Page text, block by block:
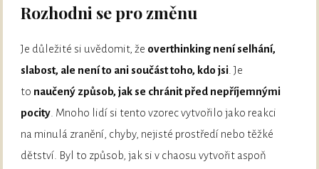
Rozhodni se pro změnu
Je důležité si uvědomit, že overthinking není selhání,
slabost, ale není to ani součást toho, kdo jsi . Je
to naučený způsob, jak se chránit před nepříjemnými
pocity . Mnoho lidí si tento vzorec vytvořilo jako reakci
na minulá zranění, chyby, nejisté prostředí nebo těžké
dětství. Byl to způsob, jak si v chaosu vytvořit aspoň